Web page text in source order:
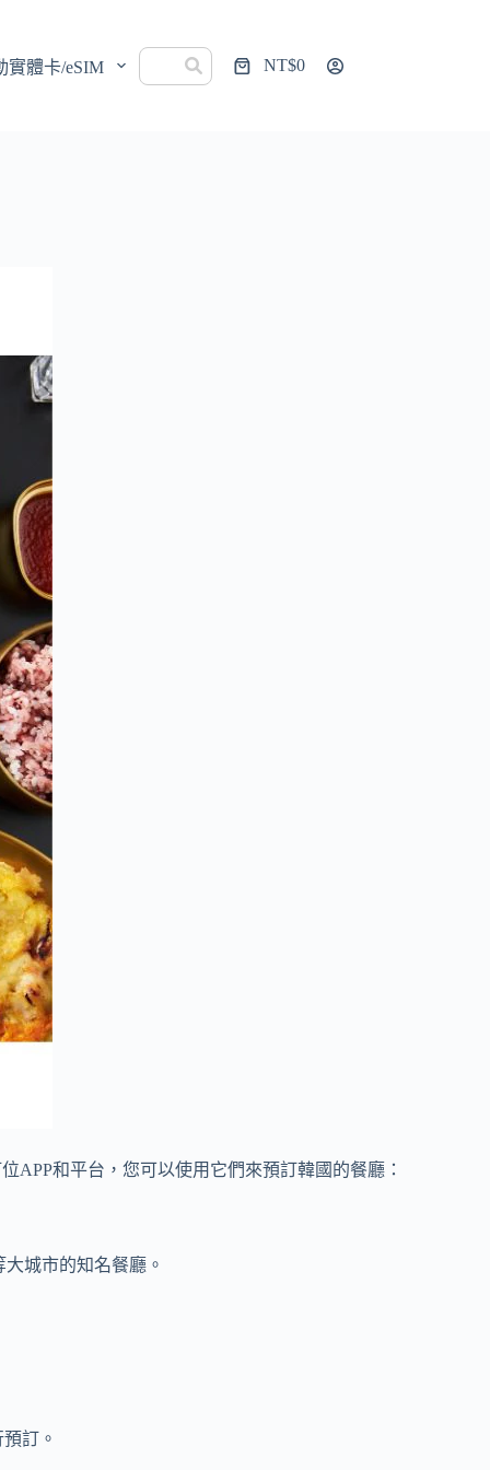
實體卡/eSIM
購
NT$0
APP和平台，您可以使用它們來預訂韓國的餐廳：
城市的知名餐廳。
訂。